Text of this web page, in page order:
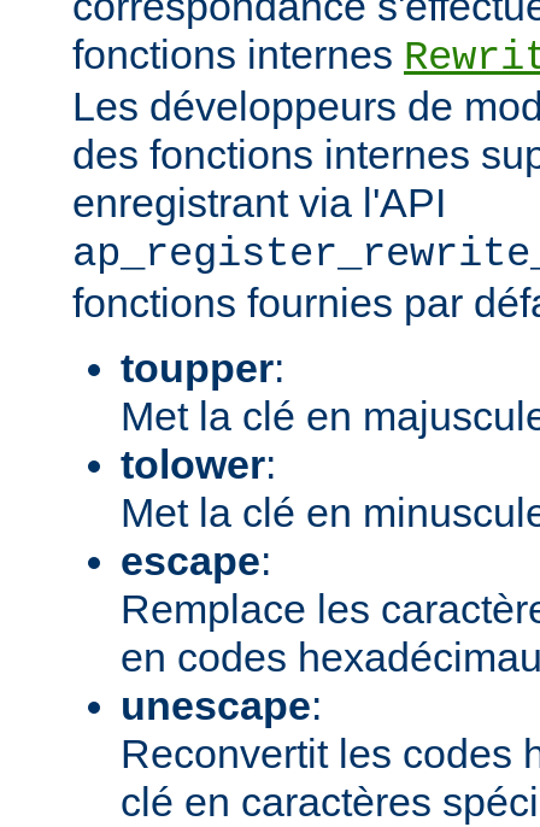
fonctions internes
Les développeurs de
des fonctions internes
enregistrant via l'API
fonctions fournies par
toupper:
Met la clé en
tolower:
Met la clé en
escape:
Remplace les
en codes
unescape:
Reconvertit les codes
clé en caractères